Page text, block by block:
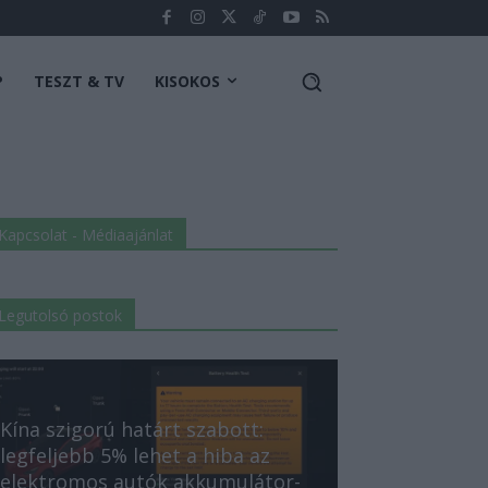
TESZT & TV KISOKOS
Kapcsolat - Médiaajánlat
Legutolsó postok
Kína szigorú határt szabott:
legfeljebb 5% lehet a hiba az
elektromos autók akkumulátor-